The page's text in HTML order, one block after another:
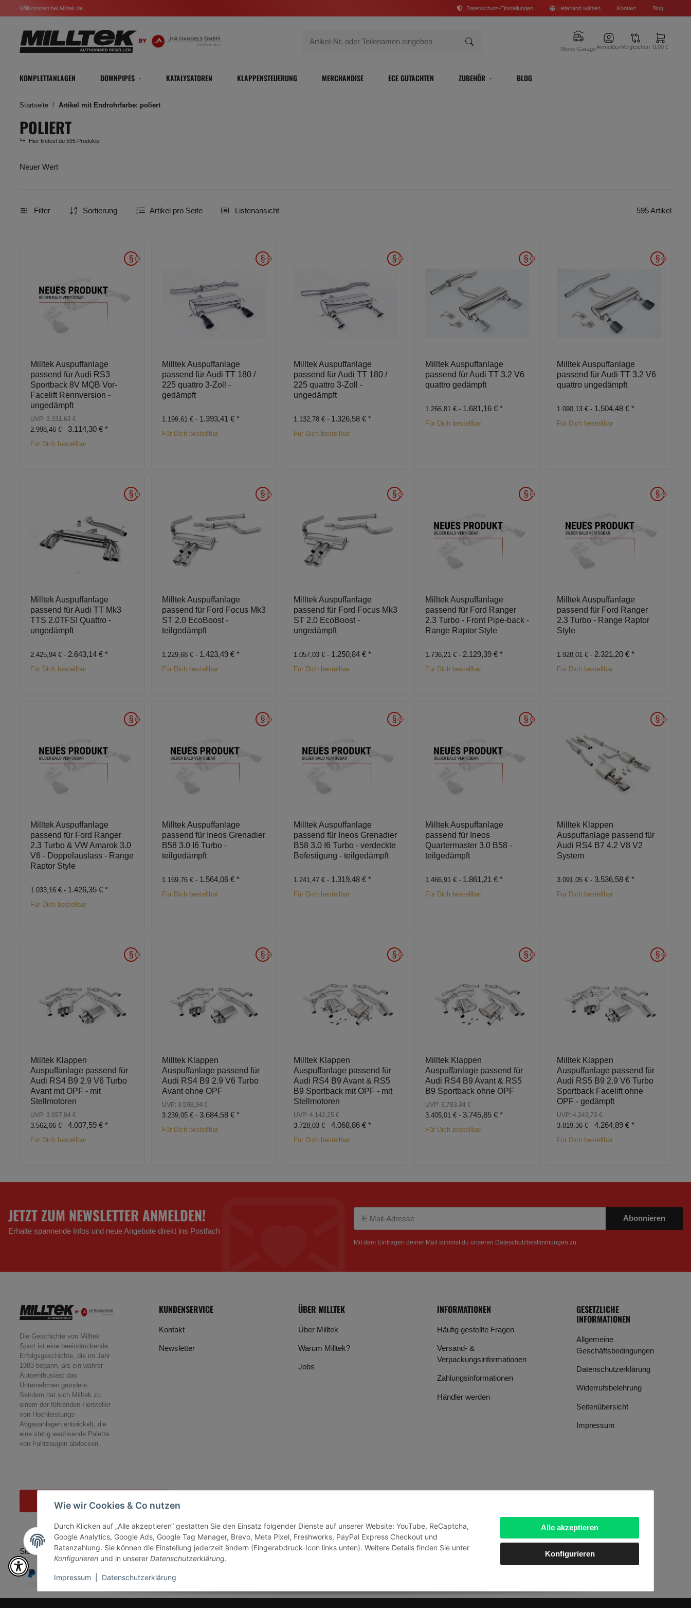
Alle akzeptieren
Konfigurieren
Wie wir Cookies & Co nutzen
Durch Klicken auf „Alle akzeptieren“ gestatten Sie den Einsatz folgender Dienste auf unserer Website: YouTube, ReCaptcha,
Google Analytics, Google Ads, Google Tag Manager, Brevo, Meta Pixel, Freshworks, PayPal Express Checkout und
Ratenzahlung. Sie können die Einstellung jederzeit ändern (Fingerabdruck-Icon links unten). Weitere Details finden Sie unter
Konfigurieren und in unserer Datenschutzerklärung.
Impressum Datenschutzerklärung
Willkommen bei Milltek.de Datenschutz-Einstellungen Lieferland wählen Kontakt Blog
Meine GarageAnmeldenVergleichen 0,00 €
KOMPLETTANLAGEN DOWNPIPES KATALYSATOREN KLAPPENSTEUERUNG MERCHANDISE ECE GUTACHTEN ZUBEHÖR BLOG
Startseite Artikel mit Endrohrfarbe: poliert
POLIERT
Hier findest du 595 Produkte
Neuer Wert
Filter Sortierung Artikel pro Seite Listenansicht 595 Artikel
Milltek Auspuffanlage
passend für Audi RS3
Sportback 8V MQB Vor-
Facelift Rennversion -
ungedämpft
UVP: 3.331,62 €
2.998,46 € - 3.114,30 € *
Für Dich bestellbar
Milltek Auspuffanlage
passend für Audi TT 180 /
225 quattro 3-Zoll -
gedämpft
1.199,61 € - 1.393,41 € *
Für Dich bestellbar
Milltek Auspuffanlage
passend für Audi TT 180 /
225 quattro 3-Zoll -
ungedämpft
1.132,78 € - 1.326,58 € *
Für Dich bestellbar
Milltek Auspuffanlage
passend für Audi TT 3.2 V6
quattro gedämpft
1.266,81 € - 1.681,16 € *
Für Dich bestellbar
Milltek Auspuffanlage
passend für Audi TT 3.2 V6
quattro ungedämpft
1.090,13 € - 1.504,48 € *
Für Dich bestellbar
Milltek Auspuffanlage
passend für Audi TT Mk3
TTS 2.0TFSI Quattro -
ungedämpft
2.425,94 € - 2.643,14 € *
Für Dich bestellbar
Milltek Auspuffanlage
passend für Ford Focus Mk3
ST 2.0 EcoBoost -
teilgedämpft
1.229,68 € - 1.423,49 € *
Für Dich bestellbar
Milltek Auspuffanlage
passend für Ford Focus Mk3
ST 2.0 EcoBoost -
ungedämpft
1.057,03 € - 1.250,84 € *
Für Dich bestellbar
Milltek Auspuffanlage
passend für Ford Ranger
2.3 Turbo - Front Pipe-back -
Range Raptor Style
1.736,21 € - 2.129,39 € *
Für Dich bestellbar
Milltek Auspuffanlage
passend für Ford Ranger
2.3 Turbo - Range Raptor
Style
1.928,01 € - 2.321,20 € *
Für Dich bestellbar
Milltek Auspuffanlage
passend für Ford Ranger
2.3 Turbo & VW Amarok 3.0
V6 - Doppelauslass - Range
Raptor Style
1.033,16 € - 1.426,35 € *
Für Dich bestellbar
Milltek Auspuffanlage
passend für Ineos Grenadier
B58 3.0 I6 Turbo -
teilgedämpft
1.169,76 € - 1.564,06 € *
Für Dich bestellbar
Milltek Auspuffanlage
passend für Ineos Grenadier
B58 3.0 I6 Turbo - verdeckte
Befestigung - teilgedämpft
1.241,47 € - 1.319,48 € *
Für Dich bestellbar
Milltek Auspuffanlage
passend für Ineos
Quartermaster 3.0 B58 -
teilgedämpft
1.466,91 € - 1.861,21 € *
Für Dich bestellbar
Milltek Klappen
Auspuffanlage passend für
Audi RS4 B7 4.2 V8 V2
System
3.091,05 € - 3.536,58 € *
Für Dich bestellbar
Milltek Klappen
Auspuffanlage passend für
Audi RS4 B9 2.9 V6 Turbo
Avant mit OPF - mit
Stellmotoren
UVP: 3.957,84 €
3.562,06 € - 4.007,59 € *
Für Dich bestellbar
Milltek Klappen
Auspuffanlage passend für
Audi RS4 B9 2.9 V6 Turbo
Avant ohne OPF
UVP: 3.598,94 €
3.239,05 € - 3.684,58 € *
Für Dich bestellbar
Milltek Klappen
Auspuffanlage passend für
Audi RS4 B9 Avant & RS5
B9 Sportback mit OPF - mit
Stellmotoren
UVP: 4.142,25 €
3.728,03 € - 4.068,86 € *
Für Dich bestellbar
Milltek Klappen
Auspuffanlage passend für
Audi RS4 B9 Avant & RS5
B9 Sportback ohne OPF
UVP: 3.783,34 €
3.405,01 € - 3.745,85 € *
Für Dich bestellbar
Milltek Klappen
Auspuffanlage passend für
Audi RS5 B9 2.9 V6 Turbo
Sportback Facelift ohne
OPF - gedämpft
UVP: 4.243,73 €
3.819,36 € - 4.264,89 € *
Für Dich bestellbar
JETZT ZUM NEWSLETTER ANMELDEN!
Erhalte spannende Infos und neue Angebote direkt ins Postfach
Abonnieren
Mit dem Eintragen deiner Mail stimmst du unseren Dateschutzbestimmungen zu.
Die Geschichte von Milltek
Sport ist eine beeindruckende
Erfolgsgeschichte, die im Jahr
1983 begann, als ein wahrer
Autoenthusiast das
Unternehmen gründete.
Seitdem hat sich Milltek zu
einem der führenden Hersteller
von Hochleistungs-
Abgasanlagen entwickelt, die
eine stetig wachsende Palette
von Fahrzeugen abdecken.
KUNDENSERVICE
Kontakt
Newsletter
ÜBER MILLTEK
Über Milltek
Warum Milltek?
Jobs
INFORMATIONEN
Häufig gestellte Fragen
Versand- &
Verpackungsinformationen
Zahlungsinformationen
Händler werden
GESETZLICHE
INFORMATIONEN
Allgemeine
Geschäftsbedingungen
Datenschutzerklärung
Widerrufsbelehrung
Seitenübersicht
Impressum
Vertrag widerrufen
Sicher bezahlen via: